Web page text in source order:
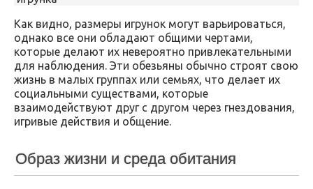
Как видно, размеры игрунок могут варьироваться,
однако все они обладают общими чертами,
которые делают их невероятно привлекательными
для наблюдения. Эти обезьяны обычно строят свою
жизнь в малых группах или семьях, что делает их
социальными существами, которые
взаимодействуют друг с другом через гнездования,
игривые действия и общение.
Образ жизни и среда обитания